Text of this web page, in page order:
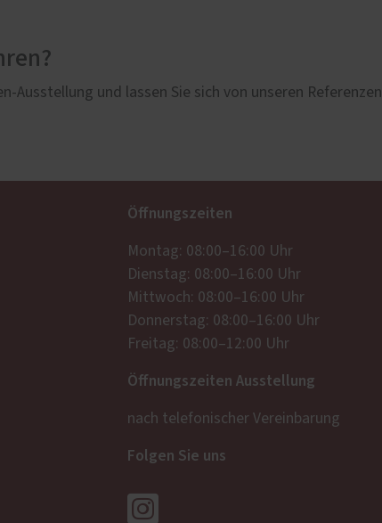
Ausstellung und lassen Sie sich von unseren
Öffnungszeiten
Montag: 08:00–16:00 Uhr
Dienstag: 08:00–16:00 Uhr
Mittwoch: 08:00–16:00 Uhr
Donnerstag: 08:00–16:00 Uhr
Freitag: 08:00–12:00 Uhr
Öffnungszeiten Ausstellung
nach telefonischer Vereinbarung
Folgen Sie uns